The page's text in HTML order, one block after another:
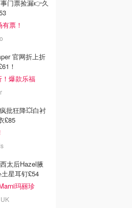
门票捡漏👉久
票！
官网折上折
！
爆款乐福
批狂降💥白衬
£85
太后Hazel腋
星耳钉£54
玛丽珍